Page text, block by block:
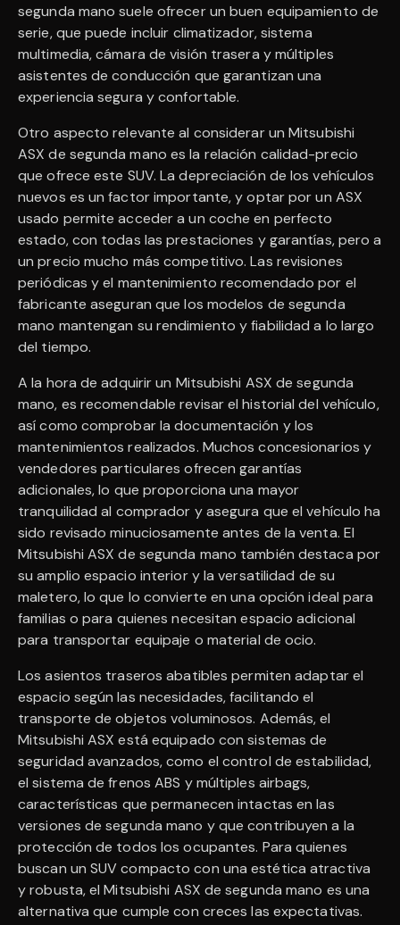
segunda mano suele ofrecer un buen equipamiento de
serie, que puede incluir climatizador, sistema
multimedia, cámara de visión trasera y múltiples
asistentes de conducción que garantizan una
experiencia segura y confortable.
Otro aspecto relevante al considerar un Mitsubishi
ASX de segunda mano es la relación calidad-precio
que ofrece este SUV. La depreciación de los vehículos
nuevos es un factor importante, y optar por un ASX
usado permite acceder a un coche en perfecto
estado, con todas las prestaciones y garantías, pero a
un precio mucho más competitivo. Las revisiones
periódicas y el mantenimiento recomendado por el
fabricante aseguran que los modelos de segunda
mano mantengan su rendimiento y fiabilidad a lo largo
del tiempo.
A la hora de adquirir un Mitsubishi ASX de segunda
mano, es recomendable revisar el historial del vehículo,
así como comprobar la documentación y los
mantenimientos realizados. Muchos concesionarios y
vendedores particulares ofrecen garantías
adicionales, lo que proporciona una mayor
tranquilidad al comprador y asegura que el vehículo ha
sido revisado minuciosamente antes de la venta. El
Mitsubishi ASX de segunda mano también destaca por
su amplio espacio interior y la versatilidad de su
maletero, lo que lo convierte en una opción ideal para
familias o para quienes necesitan espacio adicional
para transportar equipaje o material de ocio.
Los asientos traseros abatibles permiten adaptar el
espacio según las necesidades, facilitando el
transporte de objetos voluminosos. Además, el
Mitsubishi ASX está equipado con sistemas de
seguridad avanzados, como el control de estabilidad,
el sistema de frenos ABS y múltiples airbags,
características que permanecen intactas en las
versiones de segunda mano y que contribuyen a la
protección de todos los ocupantes. Para quienes
buscan un SUV compacto con una estética atractiva
y robusta, el Mitsubishi ASX de segunda mano es una
alternativa que cumple con creces las expectativas.